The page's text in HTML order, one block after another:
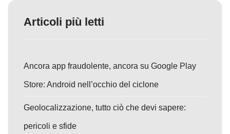
Articoli più letti
Ancora app fraudolente, ancora su Google Play
Store: Android nell’occhio del ciclone
Geolocalizzazione, tutto ciò che devi sapere:
pericoli e sfide